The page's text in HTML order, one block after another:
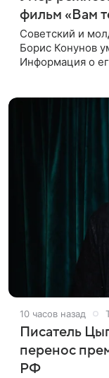
фильм «Вам
Советский и
Борис Конунов
Информация о
10 часов назад
Писатель
перенос
РФ